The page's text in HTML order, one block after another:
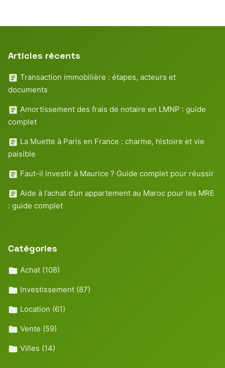
Articles récents
Transaction immobilière : étapes, acteurs et
documents
Amortissement des frais de notaire en LMNP : guide
complet
La Muette à Paris en France : charme, histoire et vie
paisible
Faut-il investir à Maurice ? Guide complet pour réussir
Aide à l’achat d’un appartement au Maroc pour les MRE
: guide complet
Catégories
Achat (108)
Investissement (87)
Location (61)
Vente (59)
Villes (14)